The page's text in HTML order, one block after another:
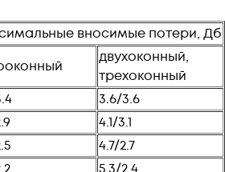
вносимые потери, Дб
двухоконный,
трехоконный
3.6/3.6
4.1/3.1
4.7/2.7